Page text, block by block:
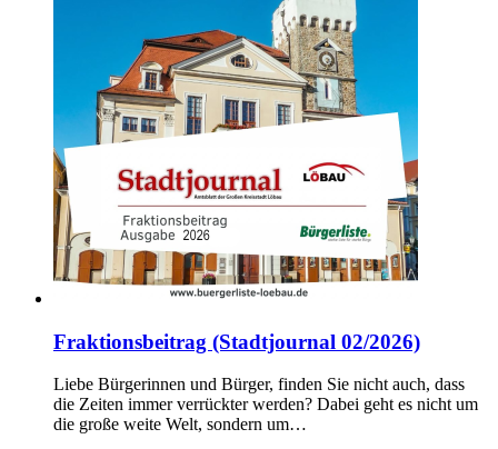
Fraktionsbeitrag (Stadtjournal 02/2026)
Liebe Bürgerinnen und Bürger, finden Sie nicht auch, dass
die Zeiten immer verrückter werden? Dabei geht es nicht um
die große weite Welt, sondern um…